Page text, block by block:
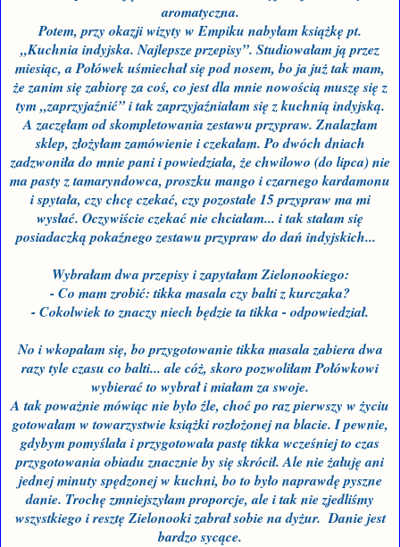
aromatyczna.
Potem, przy okazji wizyty w Empiku nabyłam książkę pt.
„Kuchnia indyjska. Najlepsze przepisy”. Studiowałam ją przez
miesiąc, a Połówek uśmiechał się pod nosem, bo ja już tak mam,
że zanim się zabiorę za coś, co jest dla mnie nowością muszę się z
tym „zaprzyjaźnić” i tak zaprzyjaźniałam się z kuchnią indyjską.
A zaczęłam od skompletowania zestawu przypraw. Znalazłam
sklep, złożyłam zamówienie i czekałam. Po dwóch dniach
zadzwoniła do mnie pani i powiedziała, że chwilowo (do lipca) nie
ma pasty z tamaryndowca, proszku mango i czarnego kardamonu
i spytała, czy chcę czekać, czy pozostałe 15 przypraw ma mi
wysłać. Oczywiście czekać nie chciałam... i tak stałam się
posiadaczką pokaźnego zestawu przypraw do dań indyjskich...
Wybrałam dwa przepisy i zapytałam Zielonookiego:
- Co mam zrobić: tikka masala czy balti z kurczaka?
- Cokolwiek to znaczy niech będzie ta tikka - odpowiedział.
No i wkopałam się, bo przygotowanie tikka masala zabiera dwa
razy tyle czasu co balti... ale cóż, skoro pozwoliłam Połówkowi
wybierać to wybrał i miałam za swoje.
A tak poważnie mówiąc nie było źle, choć po raz pierwszy w życiu
gotowałam w towarzystwie książki rozłożonej na blacie. I pewnie,
gdybym pomyślała i przygotowała pastę tikka wcześniej to czas
przygotowania obiadu znacznie by się skrócił. Ale nie żałuję ani
jednej minuty spędzonej w kuchni, bo to było naprawdę pyszne
danie. Trochę zmniejszyłam proporcje, ale i tak nie zjedliśmy
wszystkiego i resztę Zielonooki zabrał sobie na dyżur. Danie jest
bardzo sycące.